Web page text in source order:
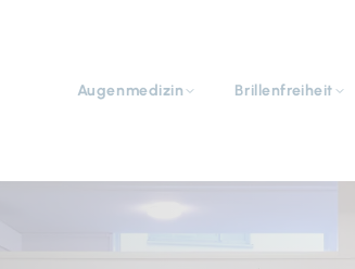
Augenmedizin Brillenfreiheit